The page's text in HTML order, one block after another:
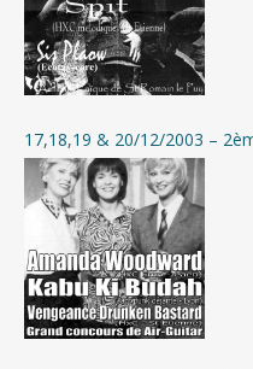
17,18,19 & 20/12/2003 –